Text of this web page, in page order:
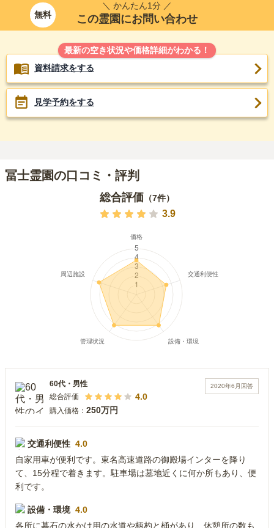
無料
＼ かんたん1分 ／
この霊園にお問い合わせ
最新の空き状況や価格詳細がわかる！
資料請求をする
見学予約をする
冨士霊園の口コミ・評判
総合評価 （7件）
3.9
2020年6月 回答
60代 ・ 男性
総合評価
4.0
購入価格： 250万円
交通利便性 4.0
自家用車が便利です。東名高速道路の御殿場インターを降り
て、15分程で着きます。駐車場は墓地近くに何か所もあり、便
利です。
設備・環境 4.0
各所に墓石の水かけ用の水道や柄杓と桶があり、休憩所の数も